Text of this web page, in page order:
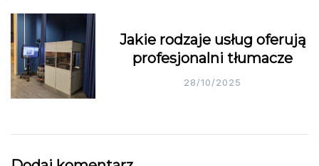
Jakie rodzaje usług oferują
profesjonalni tłumacze
28/10/2025